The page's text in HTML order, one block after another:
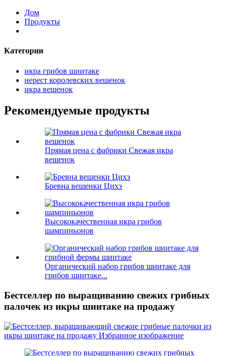
Дом
Продукты
Категории
икра грибов шиитаке
нерест королевских вешенок
икра вешенок
Рекомендуемые продукты
Прямая цена с фабрики Свежая икра
вешенок
Бревна вешенки Цихэ
Высококачественная икра грибов
шампиньонов
Органический набор грибов шиитаке для
грибов шиитаке...
Бестселлер по выращиванию свежих грибных
палочек из икры шиитаке на продажу